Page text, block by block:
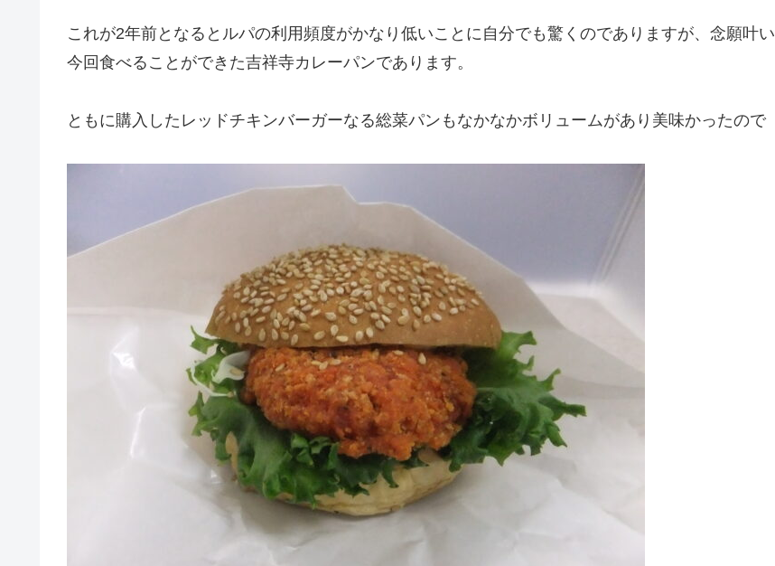
これが2年前となるとルパの利用頻度がかなり低いことに自分でも驚くのでありますが、念願叶い
今回食べることができた吉祥寺カレーパンであります。
ともに購入したレッドチキンバーガーなる総菜パンもなかなかボリュームがあり美味かったので